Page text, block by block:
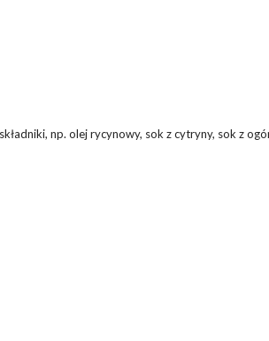
np. olej rycynowy, sok z cytryny, sok z